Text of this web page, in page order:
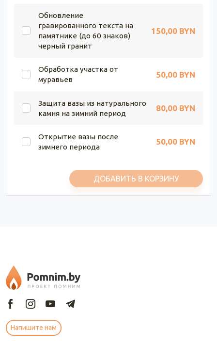
Обновление
гравированного текста на
памятнике (до 60 знаков)
черный гранит
150,00 BYN
Обработка участка от
муравьев
50,00 BYN
Защита вазы из натурального
камня на зимний период
80,00 BYN
Открытие вазы после
зимнего периода
50,00 BYN
ДОБАВИТЬ В КОРЗИНУ
Напишите нам